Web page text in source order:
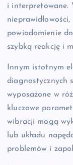
i interpretowane.
powiadomienie
szybką reakcję i
Innym istotnym
diagnostycznych
wyposażone w
kluczowe
wibracji mogą
lub układu
problemów i